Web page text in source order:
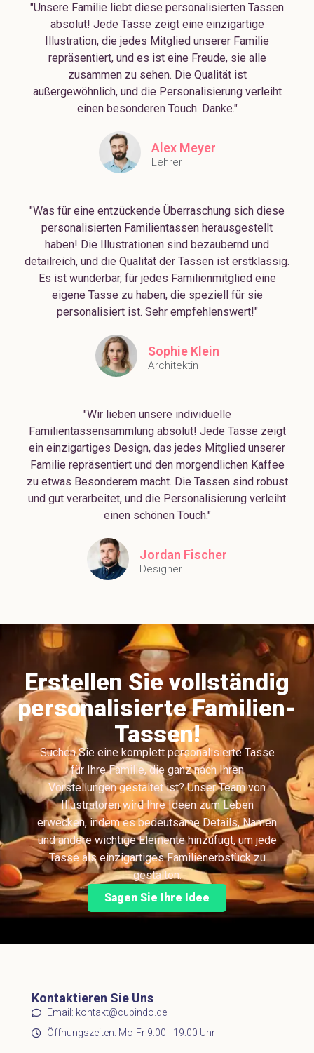
"Unsere Familie liebt diese personalisierten Tassen
absolut! Jede Tasse zeigt eine einzigartige
Illustration, die jedes Mitglied unserer Familie
repräsentiert, und es ist eine Freude, sie alle
zusammen zu sehen. Die Qualität ist
außergewöhnlich, und die Personalisierung verleiht
einen besonderen Touch. Danke."
Alex Meyer
Lehrer
"Was für eine entzückende Überraschung sich diese
personalisierten Familientassen herausgestellt
haben! Die Illustrationen sind bezaubernd und
detailreich, und die Qualität der Tassen ist erstklassig.
Es ist wunderbar, für jedes Familienmitglied eine
eigene Tasse zu haben, die speziell für sie
personalisiert ist. Sehr empfehlenswert!"
Sophie Klein
Architektin
"Wir lieben unsere individuelle
Familientassensammlung absolut! Jede Tasse zeigt
ein einzigartiges Design, das jedes Mitglied unserer
Familie repräsentiert und den morgendlichen Kaffee
zu etwas Besonderem macht. Die Tassen sind robust
und gut verarbeitet, und die Personalisierung verleiht
einen schönen Touch."
Jordan Fischer
Designer
Erstellen Sie vollständig
personalisierte Familien-
Tassen!
Suchen Sie eine komplett personalisierte Tasse
für Ihre Familie, die ganz nach Ihren
Vorstellungen gestaltet ist? Unser Team von
Illustratoren wird Ihre Ideen zum Leben
erwecken, indem es bedeutsame Details, Namen
und andere wichtige Elemente hinzufügt, um jede
Tasse als einzigartiges Familienerbstück zu
gestalten.
Sagen Sie Ihre Idee
Kontaktieren Sie Uns
Email: kontakt@cupindo.de
Öffnungszeiten: Mo-Fr 9:00 - 19:00 Uhr